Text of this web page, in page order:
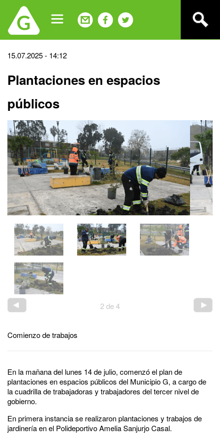
navigation
Back
top
15.07.2025 - 14:12
Plantaciones en espacios
públicos
2de4
Comienzo de trabajos
En la mañana del lunes 14 de julio, comenzó el plan de
plantaciones en espacios públicos del Municipio G, a cargo de
la cuadrilla de trabajadoras y trabajadores del tercer nivel de
gobierno.
En primera instancia se realizaron plantaciones y trabajos de
jardinería en el Polideportivo Amelia Sanjurjo Casal.